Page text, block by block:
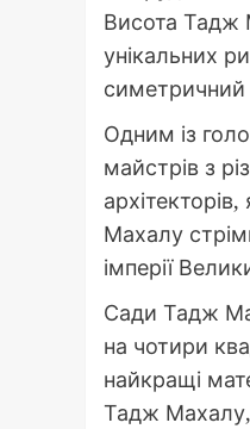
Висота Тадж
унікальних
симетричний
Одним із
майстрів з
Махалу
імперії
Сади Тадж
на чотири
найкращі
Тадж Махалу,